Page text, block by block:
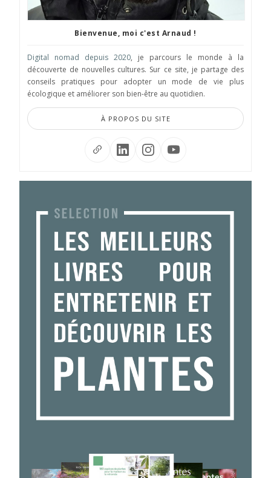
Bienvenue, moi c'est Arnaud !
Digital nomad depuis 2020, je parcours le monde à la
découverte de nouvelles cultures. Sur ce site, je partage des
conseils pratiques pour adopter un mode de vie plus
écologique et améliorer son bien-être au quotidien.
À PROPOS DU SITE